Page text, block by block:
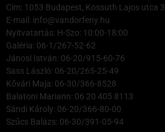
Cím: 1053 Budapest, Kossuth Lajos utca 3.
E-mail: info@vandorfeny.hu
Nyitvatartás: H-Szo: 10:00-18:00
Galéria: 06-1/267-52-62
Jánosi István: 06-20/915-60-76
Sass László: 06-20/265-25-49
Kővári Maja: 06-30/366-8528
Balatoni Mariann: 06 20 405 8113
Sándi Károly: 06-20/366-80-00
Szűcs Balázs: 06-30/391-05-94